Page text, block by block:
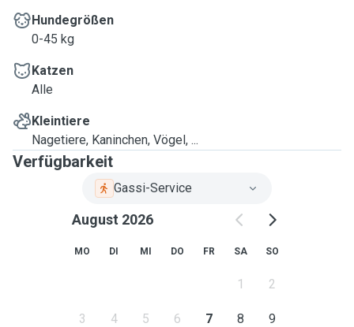
Hundegrößen
0-45 kg
Katzen
Alle
Kleintiere
Nagetiere, Kaninchen, Vögel, ...
Verfügbarkeit
Gassi-Service
August 2026
MO DI MI DO FR SA SO
1 2
3 4 5 6 7 8 9